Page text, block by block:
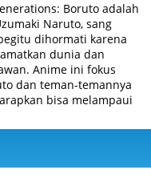
Boruto adalah
Naruto, sang
dihormati karena
dunia dan
Anime ini fokus
dan teman-temannya
bisa melampaui